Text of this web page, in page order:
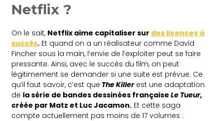
Netflix ?
On le sait, Netflix aime capitaliser sur des licences à
succès. Et quand on a un réalisateur comme David
Fincher sous la main, l’envie de l’exploiter peut se faire
pressante. Ainsi, avec le succès du film, on peut
légitimement se demander si une suite est prévue. Ce
qu’il faut savoir, c’est que The Killerest une adaptation
de la série de bandes dessinées françaiseLe Tueur,
créée par Matz et Luc Jacamon. Et cette saga
compte actuellement pas moins de 17 volumes :